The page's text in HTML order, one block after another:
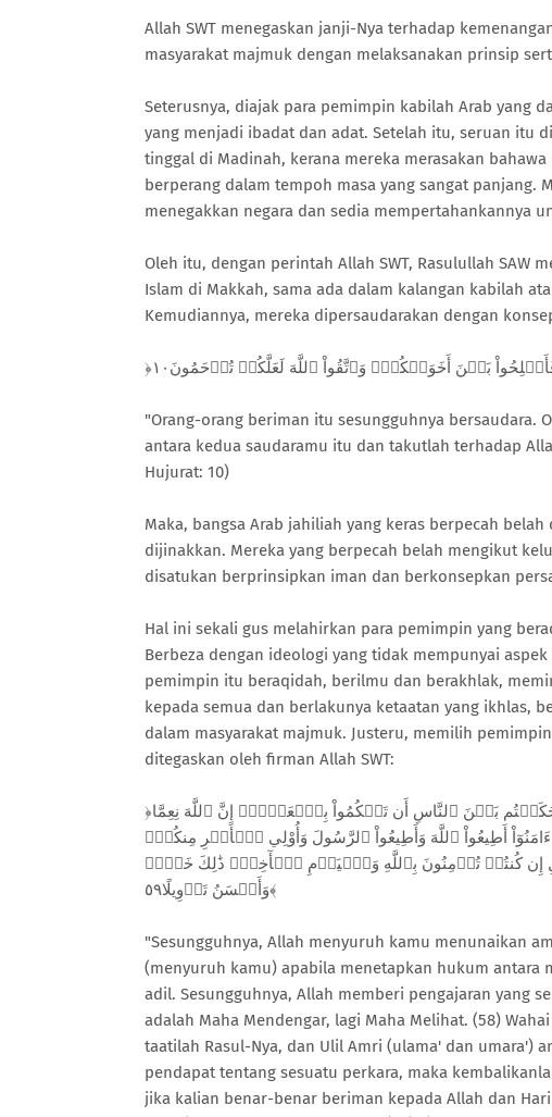
Allah SWT menegaskan janji-Nya terhadap
masyarakat majmuk dengan melaksanakan prinsip
Seterusnya, diajak para pemimpin kabilah Arab yang
yang menjadi ibadat dan adat. Setelah itu, seruan itu
tinggal di Madinah, kerana mereka merasakan
berperang dalam tempoh masa yang sangat panjang.
menegakkan negara dan sedia mempertahankannya
Oleh itu, dengan perintah Allah SWT, Rasulullah SAW
Islam di Makkah, sama ada dalam kalangan kabilah
Kemudiannya, mereka dipersaudarakan dengan
"Orang-orang beriman itu sesungguhnya
antara kedua saudaramu itu dan takutlah terhadap
Hujurat: 10)
Maka, bangsa Arab jahiliah yang keras berpecah
dijinakkan. Mereka yang berpecah belah mengikut
disatukan berprinsipkan iman dan berkonsepkan
Hal ini sekali gus melahirkan para pemimpin yang
Berbeza dengan ideologi yang tidak mempunyai
pemimpin itu beraqidah, berilmu dan berakhlak,
kepada semua dan berlakunya ketaatan yang ikhlas,
dalam masyarakat majmuk. Justeru, memilih
ditegaskan oleh firman Allah SWT:
﴿إِنَّ ٱللَّهَ يَأۡمُرُكُمۡ أَن تُؤَدُّواْ ٱلۡأَمَٰنَٰتِ إِلَىٰٓ أَهۡلِهَا وَإِذَا حَكَمۡتُم بَيۡنَ ٱلنَّاسِ أَن تَحۡكُمُواْ بِٱلۡعَدۡلِۚ إِنَّ ٱللَّهَ نِعِمَّا
كَانَ سَمِيعَۢا بَصِيرٗا٥٨ يَٰٓأَيُّهَا ٱلَّذِينَ ءَامَنُوٓاْ أَطِيعُواْ ٱللَّهَ وَأَطِيعُواْ ٱلرَّسُولَ وَأُوْلِي ٱلۡأَمۡرِ مِنكُمۡۖ
إِن كُنتُمۡ تُؤۡمِنُونَ بِٱللَّهِ وَٱلۡيَوۡمِ ٱلۡأٓخِرِۚ ذَٰلِكَ خَيۡرٞ
وَأَحۡسَنُ تَأۡوِيلًا٥٩﴾
"Sesungguhnya, Allah menyuruh kamu menunaikan
(menyuruh kamu) apabila menetapkan hukum antara
adil. Sesungguhnya, Allah memberi pengajaran yang
adalah Maha Mendengar, lagi Maha Melihat. (58)
taatilah Rasul-Nya, dan Ulil Amri (ulama' dan umara')
pendapat tentang sesuatu perkara, maka
jika kalian benar-benar beriman kepada Allah dan